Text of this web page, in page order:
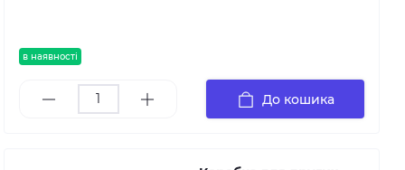
в наявності
До кошика